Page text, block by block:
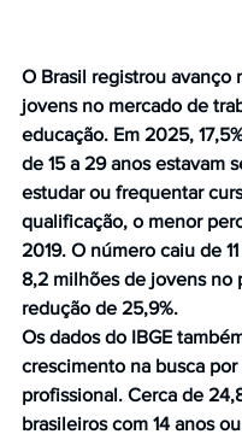
O Brasil registrou avanço
jovens no mercado de
educação. Em 2025,
de 15 a 29 anos estavam
estudar ou frequentar
qualificação, o menor
2019. O número caiu de
8,2 milhões de jovens no
redução de 25,9%.
Os dados do IBGE
crescimento na busca
profissional. Cerca de
brasileiros com 14 anos